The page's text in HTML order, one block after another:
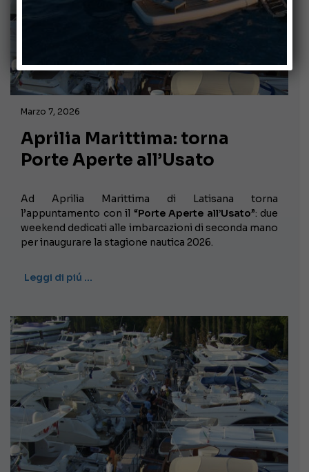
Marzo 7, 2026
Aprilia Marittima: torna
Porte Aperte all’Usato
Ad Aprilia Marittima di Latisana torna
l’appuntamento con il “Porte Aperte all’Usato”: due
weekend dedicati alle imbarcazioni di seconda mano
per inaugurare la stagione nautica 2026.
Leggi di piú …